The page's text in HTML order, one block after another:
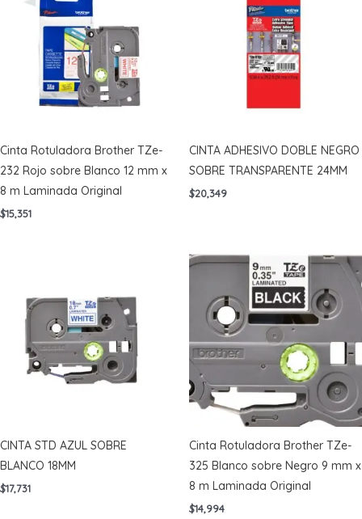
Cinta Rotuladora Brother TZe-
232 Rojo sobre Blanco 12 mm x
8 m Laminada Original
$15,351
CINTA ADHESIVO DOBLE NEGRO
SOBRE TRANSPARENTE 24MM
$20,349
CINTA STD AZUL SOBRE
BLANCO 18MM
$17,731
Cinta Rotuladora Brother TZe-
325 Blanco sobre Negro 9 mm x
8 m Laminada Original
$14,994